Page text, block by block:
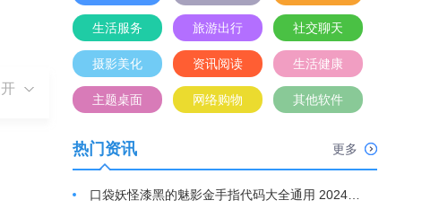
生活服务 旅游出行 社交聊天
摄影美化 资讯阅读 生活健康
主题桌面 网络购物 其他软件
热门资讯 更多